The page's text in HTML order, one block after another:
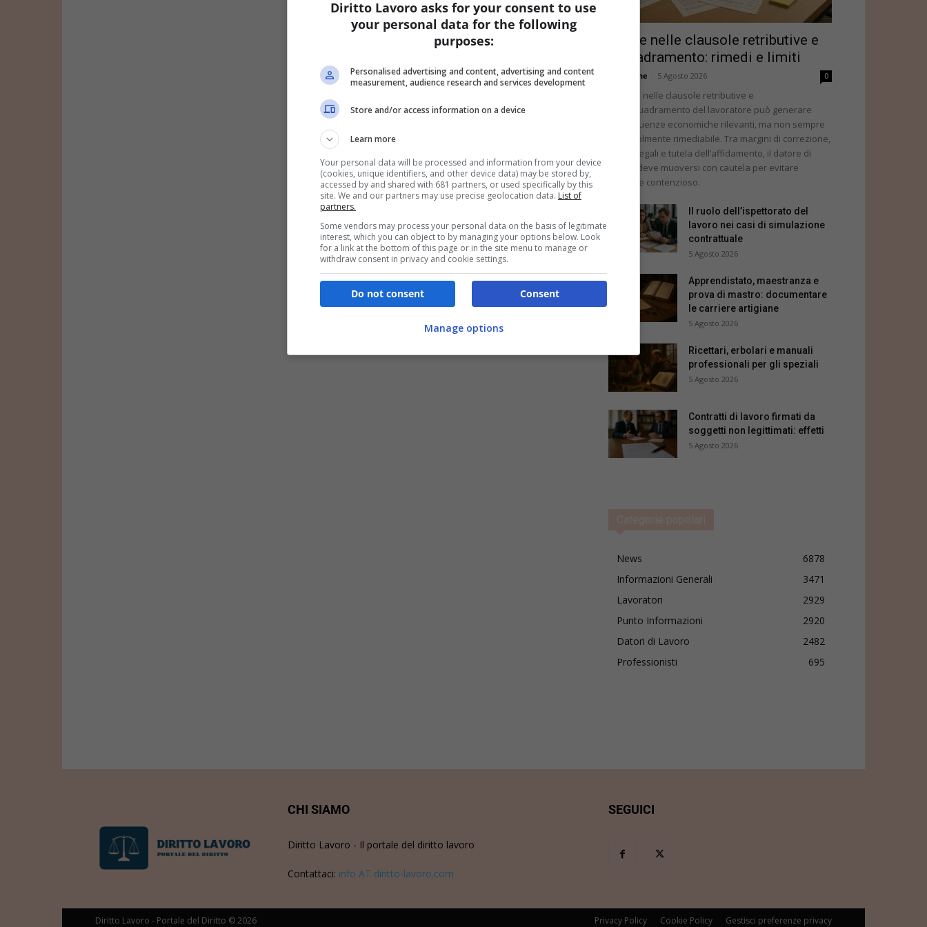
Errore nelle clausole retributive e
inquadramento: rimedi e limiti
Redazione 5 Agosto 2026 0
L’errore nelle clausole retributive e
nell’inquadramento del lavoratore può generare
conseguenze economiche rilevanti, ma non sempre
è agevolmente rimediabile. Tra margini di correzione,
vincoli legali e tutela dell’affidamento, il datore di
lavoro deve muoversi con cautela per evitare
ulteriore contenzioso.
Il ruolo dell’ispettorato del
lavoro nei casi di simulazione
contrattuale
5 Agosto 2026
Apprendistato, maestranza e
prova di mastro: documentare
le carriere artigiane
5 Agosto 2026
Ricettari, erbolari e manuali
professionali per gli speziali
5 Agosto 2026
Contratti di lavoro firmati da
soggetti non legittimati: effetti
5 Agosto 2026
News
6878
Informazioni Generali
3471
Lavoratori
2929
Punto Informazioni
2920
Datori di Lavoro
2482
Professionisti
695
CHI SIAMO
Diritto Lavoro - Il portale del diritto lavoro
Contattaci: info AT diritto-lavoro.com
SEGUICI
Privacy Policy Cookie Policy Gestisci preferenze privacy
Diritto Lavoro - Portale del Diritto © 2026
Diritto Lavoro asks for your consent to use
your personal data for the following
purposes:
Personalised advertising and content, advertising and content
measurement, audience research and services development
Store and/or access information on a device
Learn more
Your personal data will be processed and information from your device
(cookies, unique identifiers, and other device data) may be stored by,
accessed by and shared with 681 partners, or used specifically by this
site. We and our partners may use precise geolocation data. List of
partners.
Some vendors may process your personal data on the basis of legitimate
interest, which you can object to by managing your options below. Look
for a link at the bottom of this page or in the site menu to manage or
withdraw consent in privacy and cookie settings.
Consent
Do not consent
Manage options